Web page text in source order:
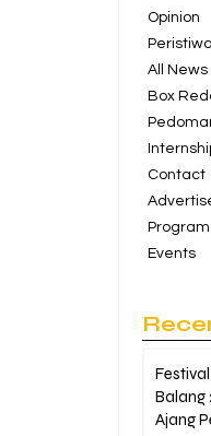
Opinion
Peristiwa
All News
Box
Contact
Events
Balang
Ajang